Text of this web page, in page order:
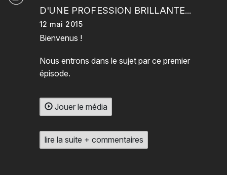
D'UNE PROFESSION BRILLANTE...
12 mai 2015
Bienvenus !
Nous entrons dans le sujet par ce premier
épisode.
Jouer le média
lire la suite + commentaires